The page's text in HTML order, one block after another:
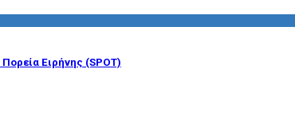
Ειρήνης (SPOT)